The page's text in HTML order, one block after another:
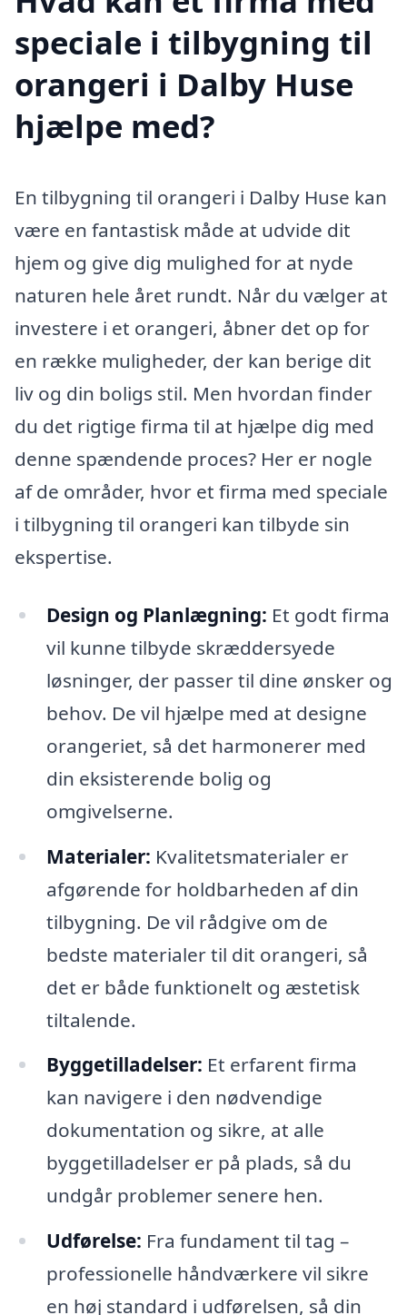
speciale i tilbygning til
orangeri i Dalby Huse
hjælpe med?
En tilbygning til orangeri i Dalby Huse kan
være en fantastisk måde at udvide dit
hjem og give dig mulighed for at nyde
naturen hele året rundt. Når du vælger at
investere i et orangeri, åbner det op for
en række muligheder, der kan berige dit
liv og din boligs stil. Men hvordan finder
du det rigtige firma til at hjælpe dig med
denne spændende proces? Her er nogle
af de områder, hvor et firma med speciale
i tilbygning til orangeri kan tilbyde sin
ekspertise.
Design og Planlægning: Et godt firma
vil kunne tilbyde skræddersyede
løsninger, der passer til dine ønsker og
behov. De vil hjælpe med at designe
orangeriet, så det harmonerer med
din eksisterende bolig og
omgivelserne.
Materialer: Kvalitetsmaterialer er
afgørende for holdbarheden af din
tilbygning. De vil rådgive om de
bedste materialer til dit orangeri, så
det er både funktionelt og æstetisk
tiltalende.
Byggetilladelser: Et erfarent firma
kan navigere i den nødvendige
dokumentation og sikre, at alle
byggetilladelser er på plads, så du
undgår problemer senere hen.
Udførelse: Fra fundament til tag –
professionelle håndværkere vil sikre
en høj standard i udførelsen, så din